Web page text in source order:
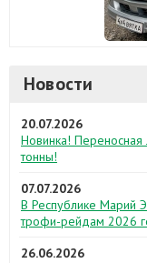
Новости
20.07.2026
Новинка! Переносная
тонны!
07.07.2026
В Республике Марий
трофи-рейдам 2026
26.06.2026